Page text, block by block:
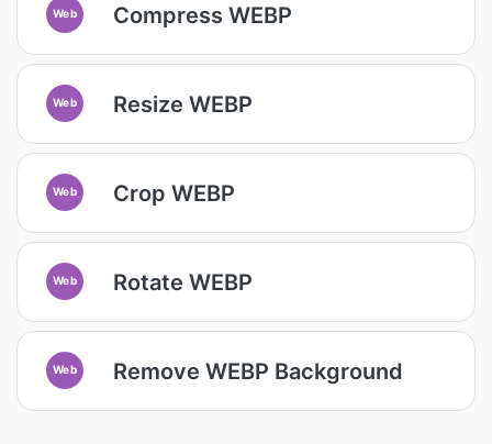
Web Compress WEBP
Web Resize WEBP
Web Crop WEBP
Web Rotate WEBP
Web Remove WEBP Background